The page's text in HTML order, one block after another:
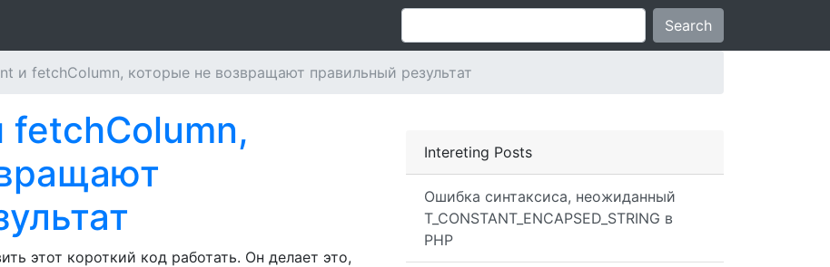
Search
и fetchColumn, которые не возвращают правильный результат
Intereting Posts
Ошибка синтаксиса, неожиданный
T_CONSTANT_ENCAPSED_STRING в
PHP
fetchColumn,
этот короткий код работать. Он делает это,